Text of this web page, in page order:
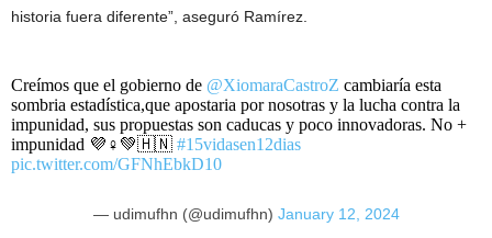
historia fuera diferente”, aseguró Ramírez.
Creímos que el gobierno de @XiomaraCastroZ cambiaría esta
sombria estadística,que apostaria por nosotras y la lucha contra la
impunidad, sus propuestas son caducas y poco innovadoras. No +
impunidad 💜♀️💚🇭🇳 #15vidasen12dias
pic.twitter.com/GFNhEbkD10
— udimufhn (@udimufhn) January 12, 2024